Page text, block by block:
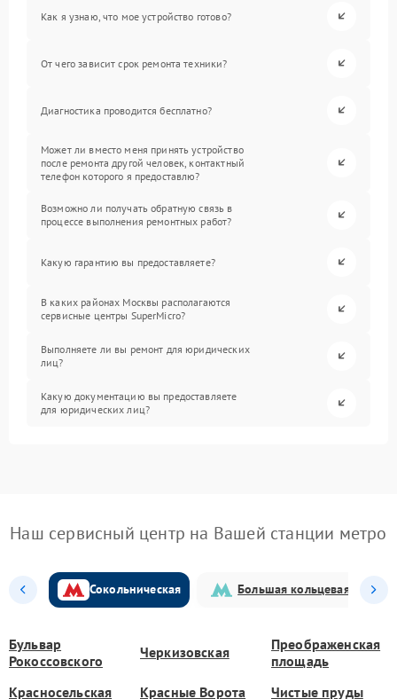
Как я узнаю, что мое устройство готово?
От чего зависит срок ремонта техники?
Диагностика проводится бесплатно?
Может ли вместо меня принять устройство
после ремонта другой человек, контактный
телефон которого я предоставлю?
Возможно ли получать обратную связь в
процессе выполнения ремонтных работ?
Какую гарантию вы предоставляете?
В каких районах Москвы располагаются
сервисные центры SuperMicro?
Выполняете ли вы ремонт для юридических
лиц?
Какую документацию вы предоставляете
для юридических лиц?
Наш сервисный центр на Вашей станции метро
Сокольническая Большая кольцевая
Бульвар
Рокоссовского
Черкизовская
Преображенская
площадь
Красносельская
Красные Ворота Чистые пруды